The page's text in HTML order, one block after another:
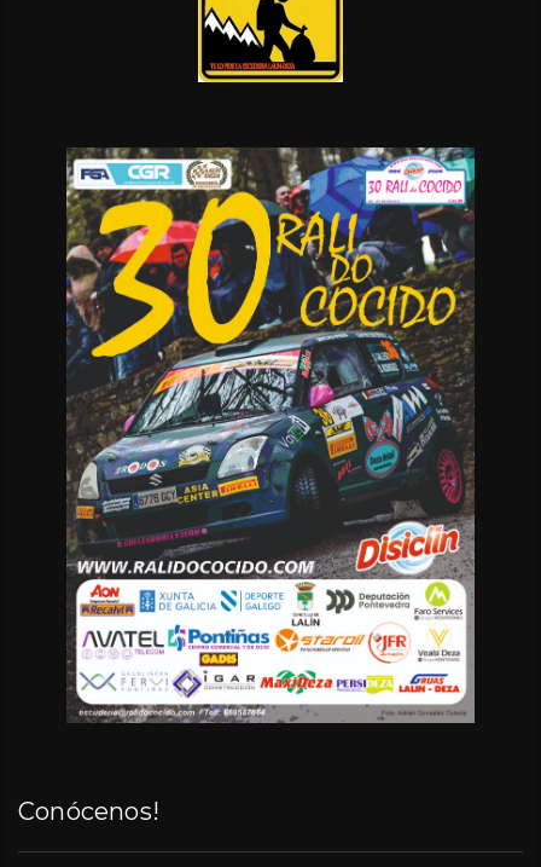
Conócenos!